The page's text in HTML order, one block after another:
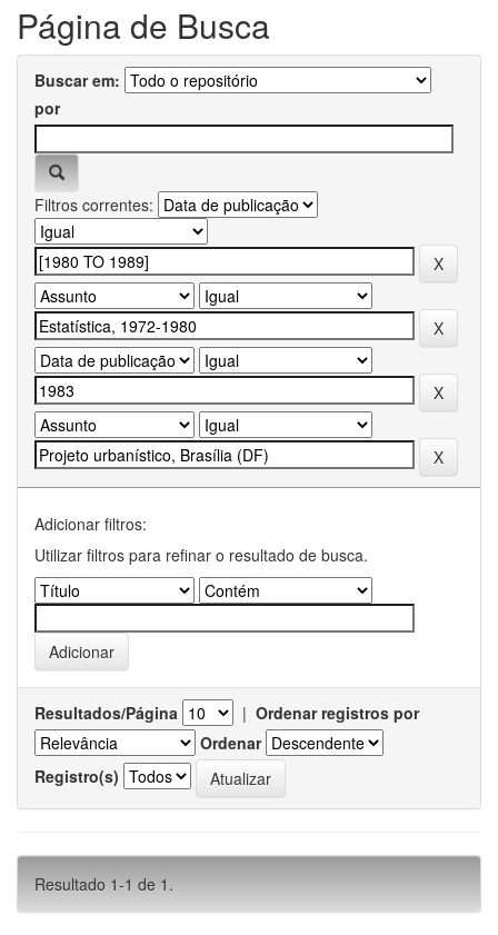
Página de Busca
Buscar em:
por
Filtros correntes:
Adicionar filtros:
Utilizar filtros para refinar o resultado de busca.
Resultados/Página | Ordenar registros por
Ordenar
Registro(s)
Resultado 1-1 de 1.